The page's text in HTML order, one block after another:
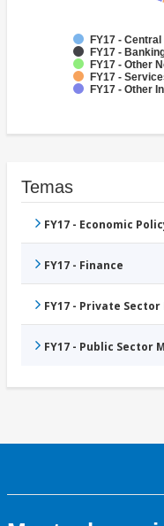
FY17 -
FY17 -
FY17 - Other
FY17 -
FY17 - Other
Temas
FY17 - Economic
FY17 - Finance
FY17 - Private
FY17 - Public Sector